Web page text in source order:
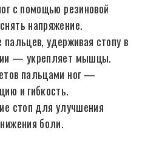
с помощью резиновой
напряжение.
удерживая стопу в
— укрепляет мышцы.
пальцами ног —
и гибкость.
стоп для улучшения
боли.